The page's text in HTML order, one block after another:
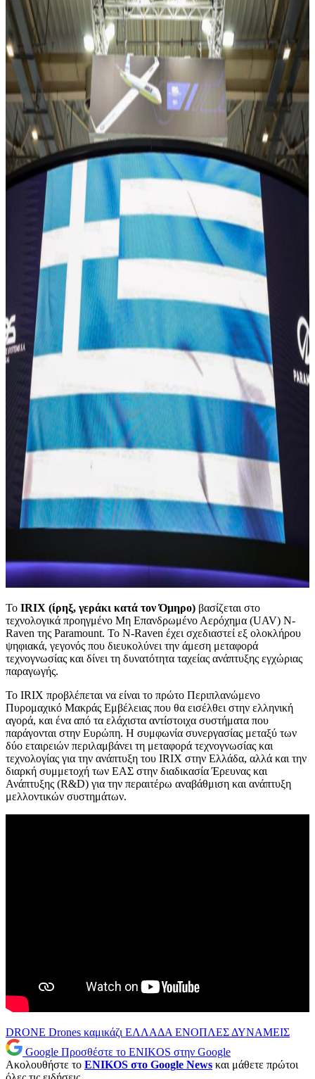
Το IRIX (ίρηξ, γεράκι κατά τον Όμηρο) βασίζεται στο
τεχνολογικά προηγμένο Μη Επανδρωμένο Αερόχημα (UAV) N-
Raven της Paramount. Το N-Raven έχει σχεδιαστεί εξ ολοκλήρου
ψηφιακά, γεγονός που διευκολύνει την άμεση μεταφορά
τεχνογνωσίας και δίνει τη δυνατότητα ταχείας ανάπτυξης εγχώριας
παραγωγής.
Το IRIX προβλέπεται να είναι το πρώτο Περιπλανώμενο
Πυρομαχικό Μακράς Εμβέλειας που θα εισέλθει στην ελληνική
αγορά, και ένα από τα ελάχιστα αντίστοιχα συστήματα που
παράγονται στην Ευρώπη. Η συμφωνία συνεργασίας μεταξύ των
δύο εταιρειών περιλαμβάνει τη μεταφορά τεχνογνωσίας και
τεχνολογίας για την ανάπτυξη του IRIX στην Ελλάδα, αλλά και την
διαρκή συμμετοχή των ΕΑΣ στην διαδικασία Έρευνας και
Ανάπτυξης (R&D) για την περαιτέρω αναβάθμιση και ανάπτυξη
μελλοντικών συστημάτων.
DRONE Drones καμικάζι ΕΛΛΑΔΑ ΕΝΟΠΛΕΣ ΔΥΝΑΜΕΙΣ
Google Προσθέστε το ENIKOS στην Google
Ακολουθήστε το ENIKOS στο Google News και μάθετε πρώτοι